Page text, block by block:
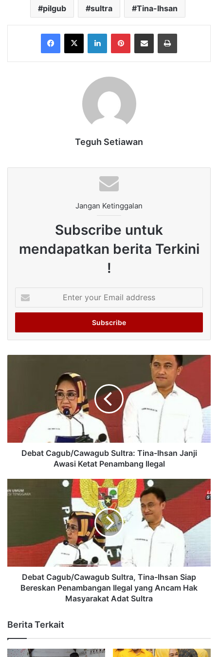
pilgub sultra Tina-Ihsan
Facebook
X LinkedInPinterestShare via Email Print
Teguh Setiawan
Jangan Ketinggalan
Subscribe untuk
mendapatkan berita Terkini
!
your
Email
Debat Cagub/Cawagub Sultra: Tina-Ihsan Janji
Awasi Ketat Penambang Ilegal
Debat Cagub/Cawagub Sultra, Tina-Ihsan Siap
Bereskan Penambangan Ilegal yang Ancam Hak
Masyarakat Adat Sultra
Berita Terkait